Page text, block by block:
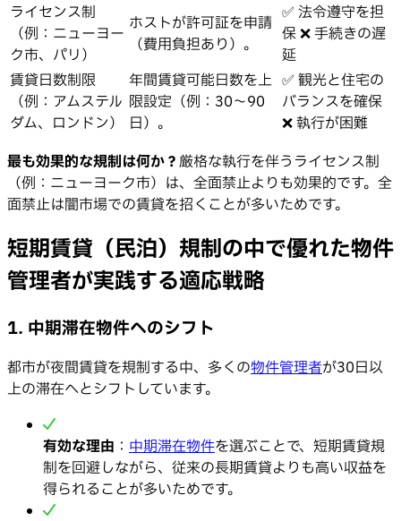
ライセンス制
（例：ニューヨー
ク市、パリ）
ホストが許可証を申請
（費用負担あり）。
✅ 法令遵守を担
保 ❌ 手続きの遅
延
賃貸日数制限
（例：アムステル
ダム、ロンドン）
年間賃貸可能日数を上
限設定（例：30〜90
日）。
✅ 観光と住宅の
バランスを確保
❌ 執行が困難
最も効果的な規制は何か？厳格な執行を伴うライセンス制
（例：ニューヨーク市）は、全面禁止よりも効果的です。全
面禁止は闇市場での賃貸を招くことが多いためです。
短期賃貸（民泊）規制の中で優れた物件
管理者が実践する適応戦略
1. 中期滞在物件へのシフト
都市が夜間賃貸を規制する中、多くの物件管理者が30日以
上の滞在へとシフトしています。
有効な理由 ： 中期滞在物件を選ぶことで、短期賃貸規
制を回避しながら、従来の長期賃貸よりも高い収益を
得られることが多いためです。